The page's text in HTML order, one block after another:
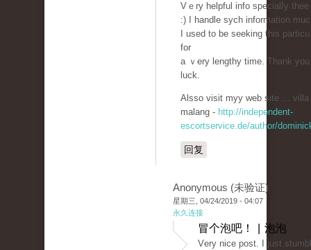
Vｅry helpful info specialⅼy
:) I handlе ѕych information
I used to be seeking this
for
a ｖery lengthy time. Thank
luck.
Alsso visit myy web site ... villa
malang - http://independent-
escortservice.de/author/
回复
Anonymous (未验证)
星期三, 04/24/2019 - 04:07
永久连接
冒个泡吧！ | 泡泡
Vеry nice post. Ι just